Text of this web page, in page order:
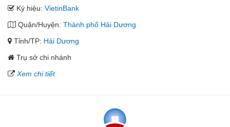
Ký hiệu: VietinBank
Quận/Huyện: Thành phố Hải Dương
Tỉnh/TP: Hải Dương
Trụ sở chi nhánh
Xem chi tiết